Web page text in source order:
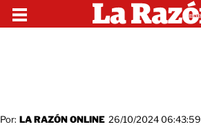
Por: LA RAZÓN ONLINE 26/10/2024 06:43:59